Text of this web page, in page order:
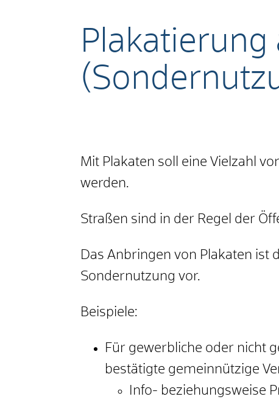
Mit Plakaten soll eine Vielzahl
werden.
Straßen sind in der Regel der
Das Anbringen von Plakaten ist
Sondernutzung vor.
Beispiele:
Für gewerbliche oder nicht
bestätigte gemeinnützige
Info- beziehungsweise